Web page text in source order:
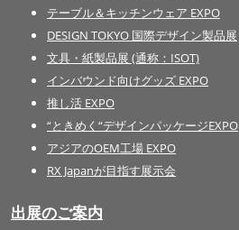
テーブル＆キッチンウェア EXPO
DESIGN TOKYO 国際デザイン製品展
文具・紙製品展 (通称：ISOT)
インバウンド向けグッズ EXPO
推し活 EXPO
“ときめく“デザインパッケージEXPO
アジアのOEM工場 EXPO
RX Japanが目指す展示会
出展のご案内